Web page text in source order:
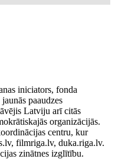
iniciators, fonda
paaudzes
Latviju arī citās
organizācijās.
centru, kur
filmriga.lv, duka.riga.lv.
zinātnes izglītību.